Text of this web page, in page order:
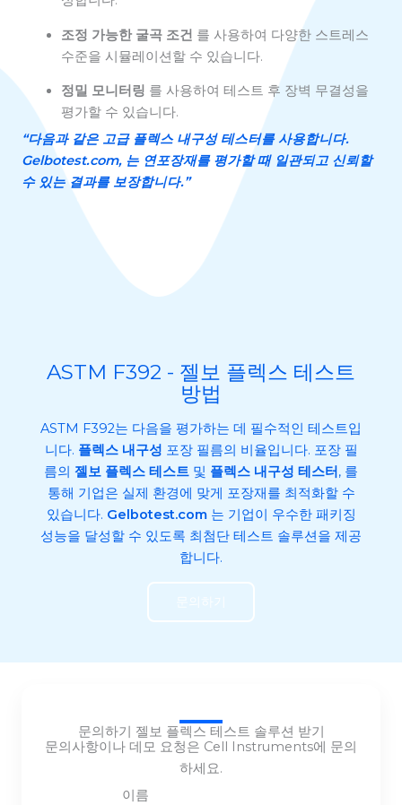
조정 가능한 굴곡 조건 를 사용하여 다양한 스트레스
수준을 시뮬레이션할 수 있습니다.
정밀 모니터링 를 사용하여 테스트 후 장벽 무결성을
평가할 수 있습니다.
“다음과 같은 고급 플렉스 내구성 테스터를 사용합니다.
Gelbotest.com, 는 연포장재를 평가할 때 일관되고 신뢰할
수 있는 결과를 보장합니다.”
ASTM F392 - 젤보 플렉스 테스트
방법
ASTM F392는 다음을 평가하는 데 필수적인 테스트입
니다. 플렉스 내구성 포장 필름의 비율입니다. 포장 필
름의 젤보 플렉스 테스트 및 플렉스 내구성 테스터, 를
통해 기업은 실제 환경에 맞게 포장재를 최적화할 수
있습니다. Gelbotest.com는 기업이 우수한 패키징
성능을 달성할 수 있도록 최첨단 테스트 솔루션을 제공
합니다.
문의하기
문의하기 젤보 플렉스 테스트 솔루션 받기
문의사항이나 데모 요청은 Cell Instruments에 문의
하세요.
이름